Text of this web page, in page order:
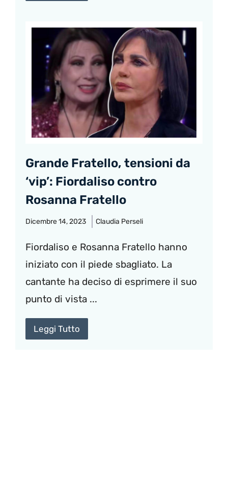
Grande Fratello, tensioni da
‘vip’: Fiordaliso contro
Rosanna Fratello
Dicembre 14, 2023 Claudia Perseli
Fiordaliso e Rosanna Fratello hanno
iniziato con il piede sbagliato. La
cantante ha deciso di esprimere il suo
punto di vista ...
Leggi Tutto